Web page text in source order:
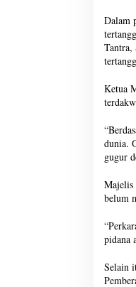
Dalam
Tantra,
Ketua
dunia.
gugur
Majelis
belum
pidana
Selain